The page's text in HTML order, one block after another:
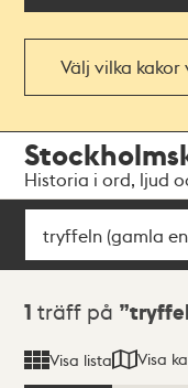
Välj vilka
navigationen
huvudinnehållet
Historia i ord, ljud
Sök
Sökresultat
1 träff på
Visa lista Visa